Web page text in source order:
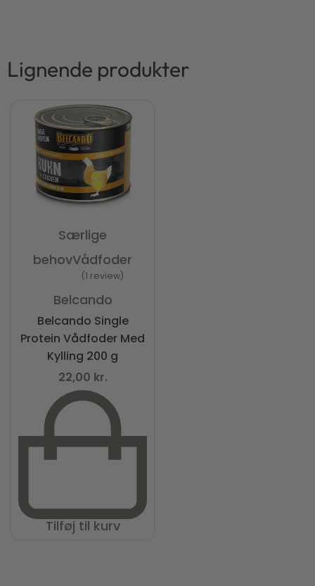
Lignende produkter
Særlige
behovVådfoder
1 review
Belcando
Belcando Single
Protein Vådfoder Med
Kylling 200 g
22,00 kr.
Tilføj til kurv